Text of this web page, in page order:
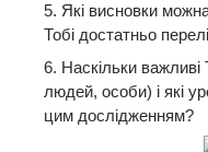
5. Які висновки
Тобі достатньо
6. Наскільки
людей, особи) і які
цим дослідженням?